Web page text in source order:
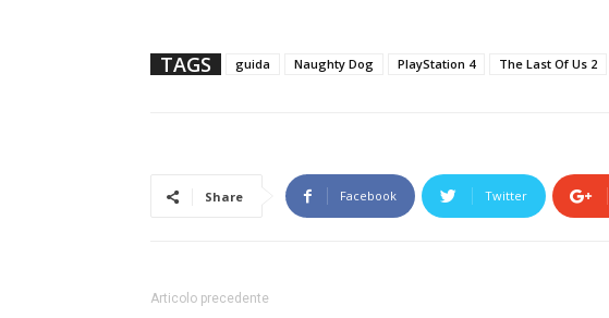
TAGS guida Naughty Dog PlayStation 4 The Last Of Us 2
Share Facebook Twitter
Articolo precedente